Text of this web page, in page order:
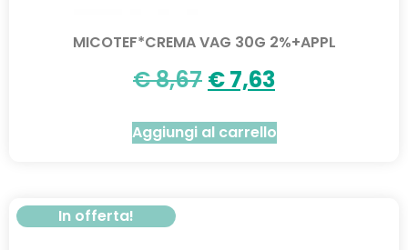
MICOTEF*CREMA VAG 30G 2%+APPL
€8,67 €7,63
Aggiungi al carrello
In offerta!